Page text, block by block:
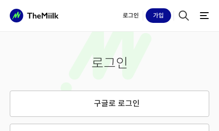
로그인 가입
로그인
구글로 로그인